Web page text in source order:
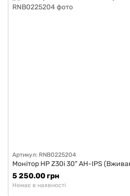
Артикул: RNB0225204
Монітор HP Z30i 30" AH-IPS
5 250.00 грн
Немає в наявності